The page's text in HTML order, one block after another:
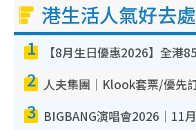
港生活人氣好去處
1
2
3